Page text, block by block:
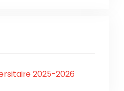
2025-2026